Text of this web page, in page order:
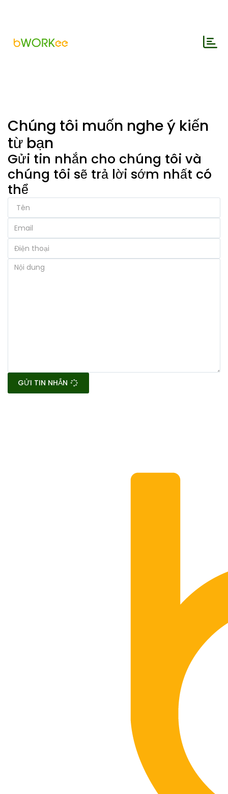
Chúng tôi muốn nghe ý kiến ​​
từ bạn
Gửi tin nhắn cho chúng tôi và
chúng tôi sẽ trả lời sớm nhất có
thể
GỬI TIN NHẮN